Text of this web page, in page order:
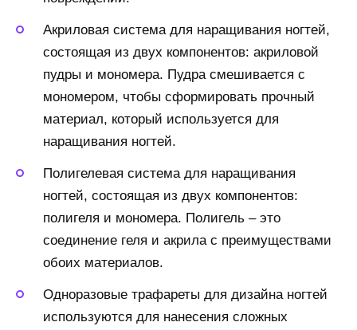
Акриловая система для наращивания ногтей,
состоящая из двух компонентов: акриловой
пудры и мономера. Пудра смешивается с
мономером, чтобы сформировать прочный
материал, который используется для
наращивания ногтей.
Полигелевая система для наращивания
ногтей, состоящая из двух компонентов:
полигеля и мономера. Полигель – это
соединение геля и акрила с преимуществами
обоих материалов.
Одноразовые трафареты для дизайна ногтей
используются для нанесения сложных